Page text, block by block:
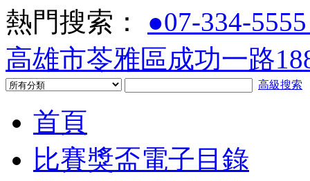
熱門搜索： ●07-334-
高雄市苓雅區成功一路
高級搜索
首頁
比賽獎盃電子目錄